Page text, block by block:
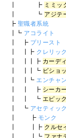
┃ ┣ ミミッ
┃ ┗ アジテ
┣ 聖職者系統
┃┗ アコライト
┃ ┣ プリースト
┃ ┃┣ クレリック
┃ ┃┃┣ カーデ
┃ ┃┃┗ ビショ
┃ ┃┗ エンチャ
┃ ┃ ┣ シーカ
┃ ┃ ┗ エピッ
┃ ┗ アセティック
┃ ┣ モンク
┃ ┃┣ クルセ
┃ ┃┗ ファナ